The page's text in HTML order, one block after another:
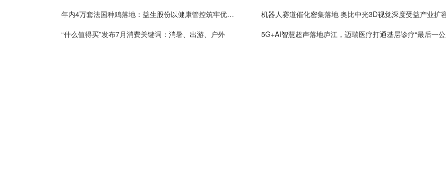
年内4万套法国种鸡落地：益生股份以健康管控筑牢优质种源竞争壁垒
机器人赛道催化密集落地 奥比中光3D视觉深度受益产业扩
“什么值得买”发布7月消费关键词：消暑、出游、户外
5G+AI智慧超声落地庐江，迈瑞医疗打通基层诊疗“最后一公